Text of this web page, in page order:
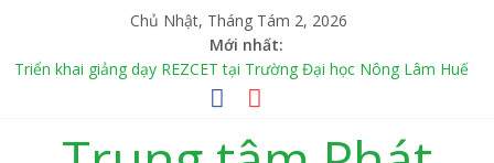
Chủ Nhật, Tháng Tám 2, 2026
Mới nhất:
Triển khai giảng dạy REZCET tại Trường Đại học Nông Lâm Huế
Chung tay kiến tạo thay đổi”: Gieo mầm sống xanh từ học đường